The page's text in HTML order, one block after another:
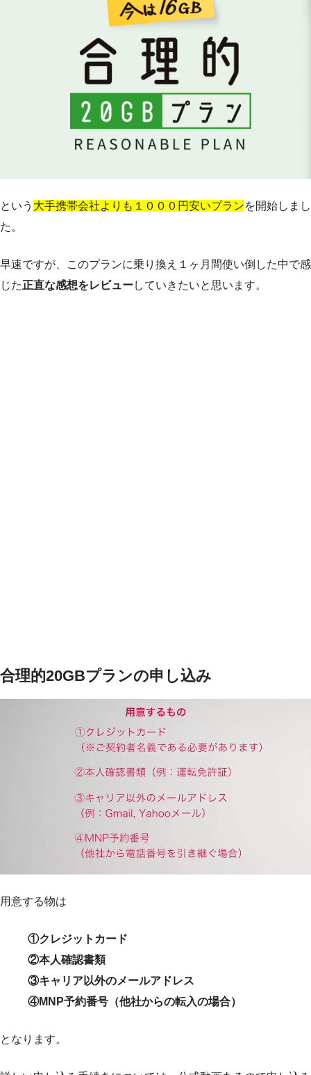
という 大手携帯会社よりも１０００円安いプランを開始しまし
た。
早速ですが、このプランに乗り換え１ヶ月間使い倒した中で感
じた正直な感想をレビューしていきたいと思います。
合理的20GBプランの申し込み
用意する物は
①クレジットカード
②本人確認書類
③キャリア以外のメールアドレス
④MNP予約番号（他社からの転入の場合）
となります。